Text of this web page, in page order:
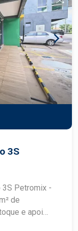
3S
Petromix -
de
e apoio